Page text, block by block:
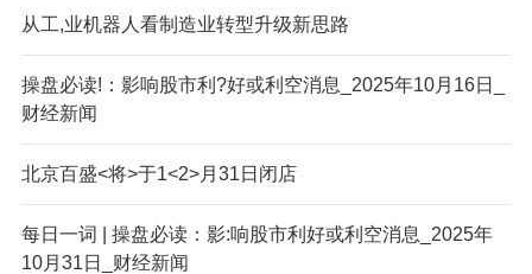
从工,业机器人看制造业转型升级新思路
操盘必读!：影响股市利?好或利空消息_2025年10月16日_
财经新闻
北京百盛<将>于1<2>月31日闭店
每日一词 | 操盘必读：影:响股市利好或利空消息_2025年
10月31日_财经新闻